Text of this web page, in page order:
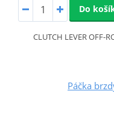
Do
CLUTCH LEVER OFF-
Páčka